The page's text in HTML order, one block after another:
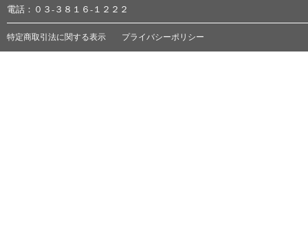
電話：０３-３８１６-１２２２
特定商取引法に関する表示 プライバシーポリシー